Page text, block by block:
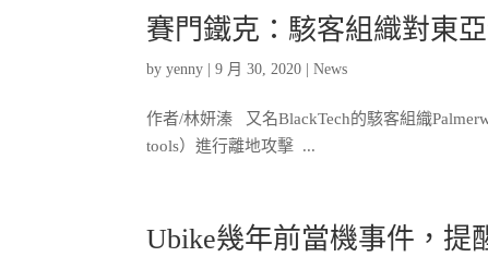
賽門鐵克：駭客組織對東
byyenny |9 月 30, 2020 |News
作者/林妍溱 又名BlackTech的駭客組織
tools）進行離地攻擊 ...
Ubike幾年前當機事件，提